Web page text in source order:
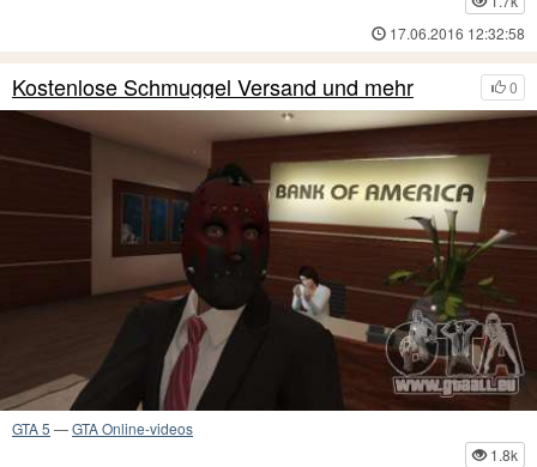
17.06.2016 12:32:58
0
Kostenlose Schmuggel Versand und mehr
GTA 5 —GTA Online-videos
1.8k